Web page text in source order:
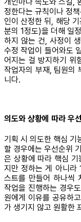
개인마다 속도와 스킬,
정한다는 규칙이나 정
인이 산정한 뒤, 해당
분의 1정도)을 더해 일
하지 않는 건, 사정이
수정 작업이 들어와도
어지는 걸 방지하기 위
작업자의 부재, 팀원의
니다.
의도와 상황에 따라 우
기획 시 의도한 핵심 기
할 경우에는 우선순위
은 상황에 따라 핵심
지만 정하는 게 아니라
스트를 만들어 하나씩
작업을 진행하는 경우
원에게 이유를 공유하
가 생기지 않고 원활한